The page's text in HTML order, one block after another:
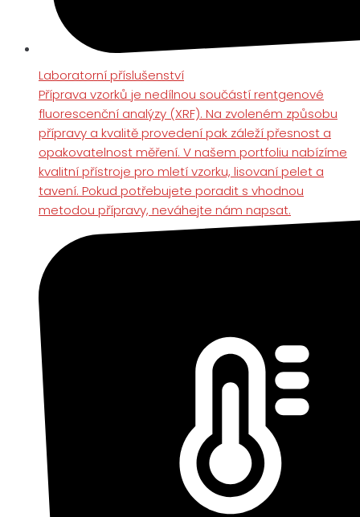
Laboratorní příslušenství
Příprava vzorků je nedílnou součástí rentgenové
fluorescenční analýzy (XRF). Na zvoleném způsobu
přípravy a kvalitě provedení pak záleží přesnost a
opakovatelnost měření. V našem portfoliu nabízíme
kvalitní přístroje pro mletí vzorku, lisovaní pelet a
tavení. Pokud potřebujete poradit s vhodnou
metodou přípravy, neváhejte nám napsat.